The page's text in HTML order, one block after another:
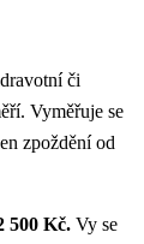
či
Vyměřuje se
zpoždění od
500 Kč. Vy se